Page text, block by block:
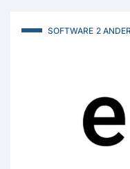
SOFTWARE 2